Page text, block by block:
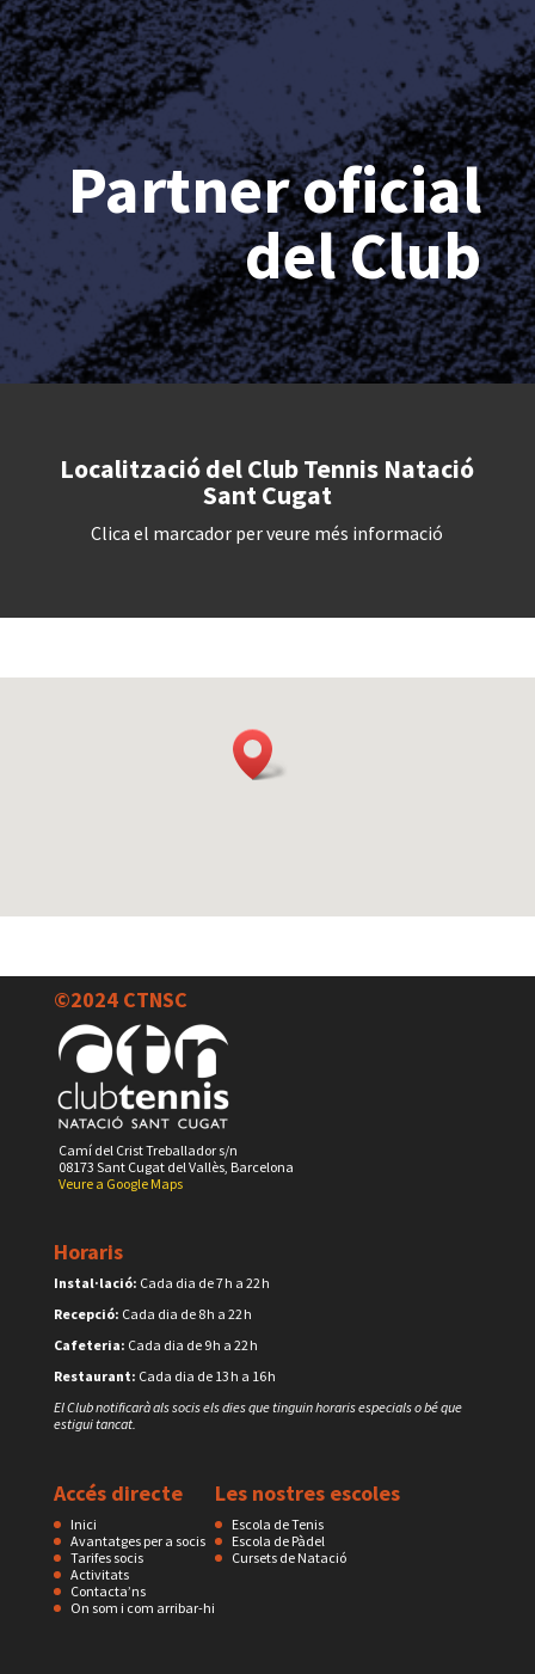
Partner oficial
del Club
Localització del Club Tennis Natació
Sant Cugat
Clica el marcador per veure més informació
©2024 CTNSC
Camí del Crist Treballador s/n
08173 Sant Cugat del Vallès, Barcelona
Veure a Google Maps
Horaris
Instal·lació: Cada dia de 7 h a 22 h
Recepció: Cada dia de 8 h a 22 h
Cafeteria: Cada dia de 9 h a 22 h
Restaurant: Cada dia de 13 h a 16 h
El Club notificarà als socis els dies que tinguin horaris especials o bé que
estigui tancat.
Accés directe
Inici
Avantatges per a socis
Tarifes socis
Activitats
Contacta’ns
On som i com arribar-hi
Les nostres escoles
Escola de Tenis
Escola de Pàdel
Cursets de Natació